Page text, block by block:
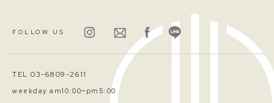
FOLLOW US
TEL 03-6809-2611
weekday am10:00~pm5:00